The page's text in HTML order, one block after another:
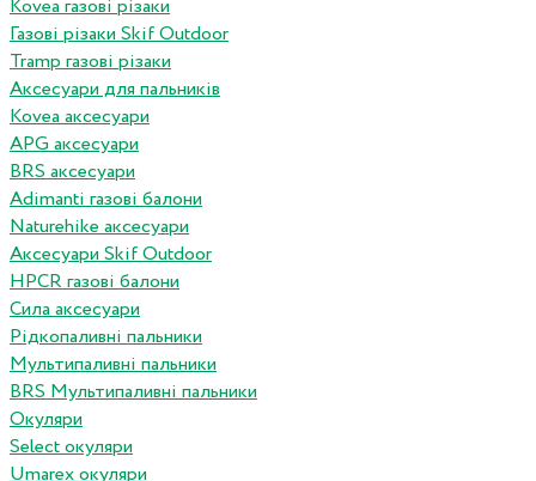
Kovea газові різаки
Газові різаки Skif Outdoor
Tramp газові різаки
Аксесуари для пальників
Kovea аксесуари
APG аксесуари
BRS аксесуари
Adimanti газові балони
Naturehike аксесуари
Аксесуари Skif Outdoor
HPCR газові балони
Сила аксесуари
Рідкопаливні пальники
Мультипаливні пальники
BRS Мультипаливні пальники
Окуляри
Select окуляри
Umarex окуляри